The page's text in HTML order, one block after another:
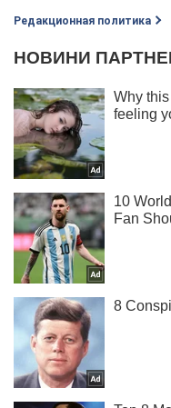
Редакционная политика